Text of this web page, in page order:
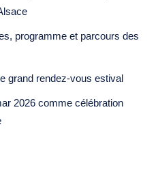
programme et parcours des
grand rendez-vous estival
2026 comme célébration